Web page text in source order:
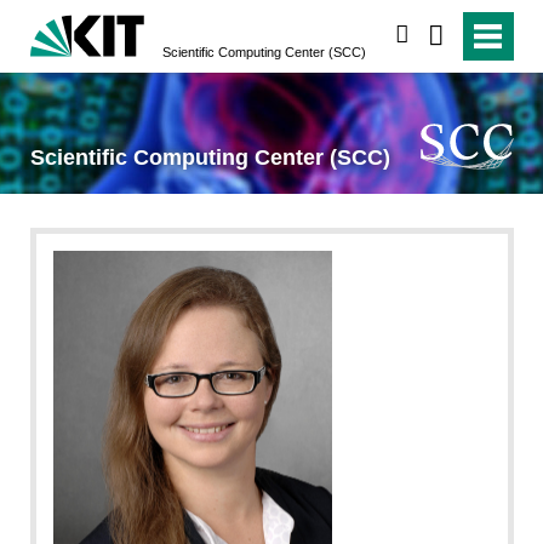
Scientific Computing Center (SCC)
Scientific Computing Center (SCC)